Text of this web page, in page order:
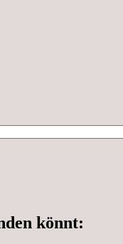
könnt: